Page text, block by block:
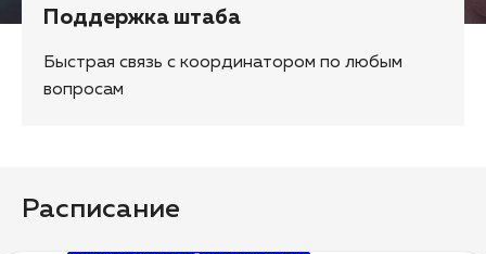
Поддержка штаба
Быстрая связь с координатором по любым
вопросам
Расписание